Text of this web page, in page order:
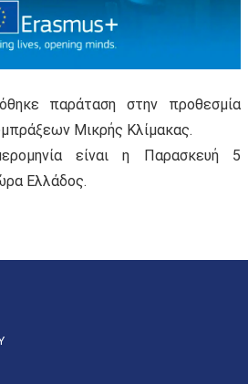
παράταση στην προθεσμία
Μικρής Κλίμακας.
είναι η Παρασκευή 5
Ελλάδος.